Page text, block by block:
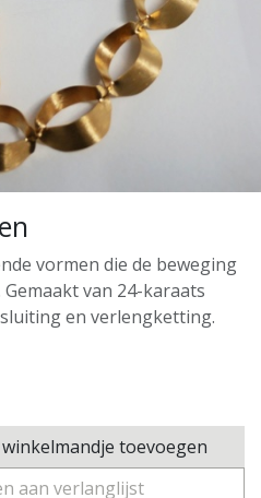
vormen die de beweging
van 24-karaats
en verlengketting.
toevoegen
aan verlanglijst